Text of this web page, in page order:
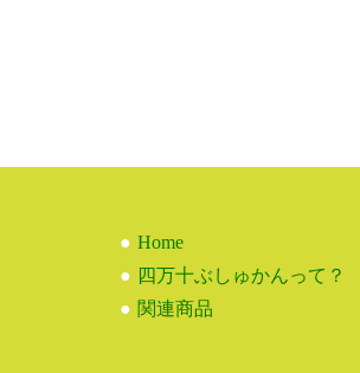
Home
四万十ぶしゅかんって？
関連商品